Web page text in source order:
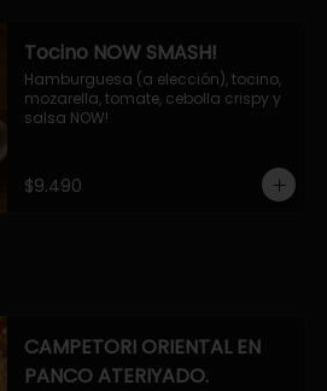
Tocino NOW SMASH!
Hamburguesa (a elección), tocino,
mozarella, tomate, cebolla crispy y
salsa NOW!
$9.490
CAMPETORI ORIENTAL EN
PANCO ATERIYADO.